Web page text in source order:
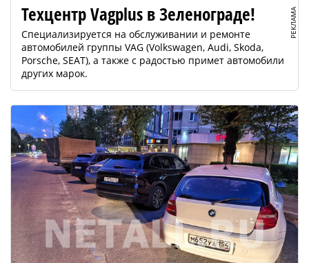
РЕКЛАМА
Техцентр Vagplus в Зеленограде!
Специализируется на обслуживании и ремонте
автомобилей группы VAG (Volkswagen, Audi, Skoda,
Porsche, SEAT), а также с радостью примет автомобили
других марок.